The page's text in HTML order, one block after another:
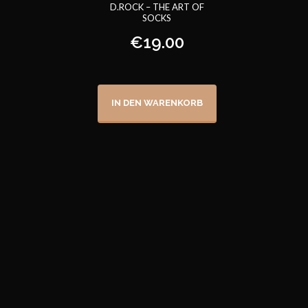
D.ROCK – THE ART OF
SOCKS
€19.00
IN DEN WARENKORB